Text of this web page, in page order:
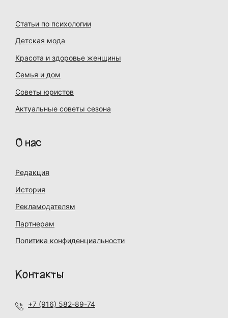
Статьи по психологии
Детская мода
Красота и здоровье женщины
Семья и дом
Советы юристов
Актуальные советы сезона
О нас
Редакция
История
Рекламодателям
Партнерам
Политика конфиденциальности
Контакты
+7 (916) 582-89-74